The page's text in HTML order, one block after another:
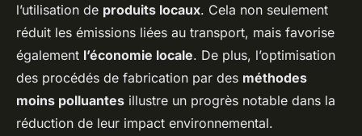
l’utilisation de produits locaux. Cela non seulement
réduit les émissions liées au transport, mais favorise
également l’économie locale. De plus, l’optimisation
des procédés de fabrication par des méthodes
moins polluantes illustre un progrès notable dans la
réduction de leur impact environnemental.